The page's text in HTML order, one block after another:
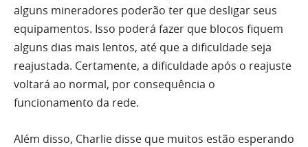
alguns mineradores poderão ter que desligar seus
equipamentos. Isso poderá fazer que blocos fiquem
alguns dias mais lentos, até que a dificuldade seja
reajustada. Certamente, a dificuldade após o reajuste
voltará ao normal, por consequência o
funcionamento da rede.
Além disso, Charlie disse que muitos estão esperando